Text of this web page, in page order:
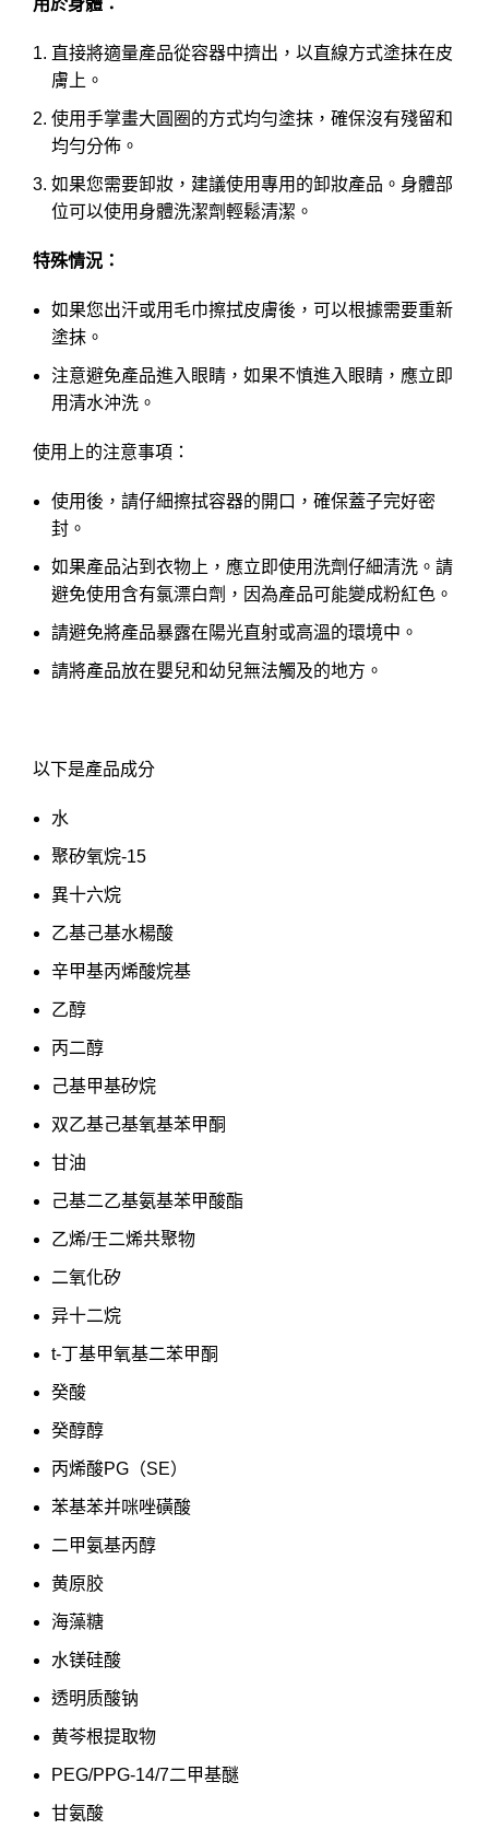
用於身體：
直接將適量產品從容器中擠出，以直線方式塗抹在皮
膚上。
使用手掌畫大圓圈的方式均勻塗抹，確保沒有殘留和
均勻分佈。
如果您需要卸妝，建議使用專用的卸妝產品。身體部
位可以使用身體洗潔劑輕鬆清潔。
特殊情況：
如果您出汗或用毛巾擦拭皮膚後，可以根據需要重新
塗抹。
注意避免產品進入眼睛，如果不慎進入眼睛，應立即
用清水沖洗。
使用上的注意事項：
使用後，請仔細擦拭容器的開口，確保蓋子完好密
封。
如果產品沾到衣物上，應立即使用洗劑仔細清洗。請
避免使用含有氯漂白劑，因為產品可能變成粉紅色。
請避免將產品暴露在陽光直射或高溫的環境中。
請將產品放在嬰兒和幼兒無法觸及的地方。
以下是產品成分
水
聚矽氧烷-15
異十六烷
乙基己基水楊酸
辛甲基丙烯酸烷基
乙醇
丙二醇
己基甲基矽烷
双乙基己基氧基苯甲酮
甘油
己基二乙基氨基苯甲酸酯
乙烯/壬二烯共聚物
二氧化矽
异十二烷
t-丁基甲氧基二苯甲酮
癸酸
癸醇醇
丙烯酸PG（SE）
苯基苯并咪唑磺酸
二甲氨基丙醇
黄原胶
海藻糖
水镁硅酸
透明质酸钠
黄芩根提取物
PEG/PPG-14/7二甲基醚
甘氨酸